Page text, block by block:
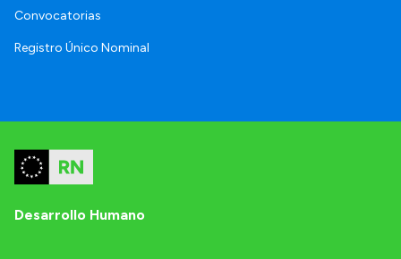
Convocatorias
Registro Único Nominal
Desarrollo Humano